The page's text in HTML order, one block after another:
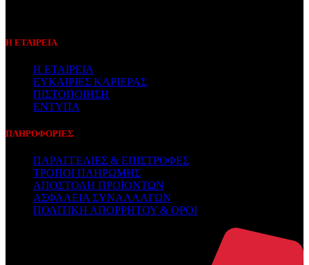
Η ΕΤΑΙΡΕΙΑ
Η ΕΤΑΙΡΕΙΑ
ΕΥΚΑΙΡΙΕΣ ΚΑΡΙΕΡΑΣ
ΠΙΣΤΟΠΟΙΗΣΗ
ΕΝΤΥΠΑ
ΠΛΗΡΟΦΟΡΙΕΣ
ΠΑΡΑΓΓΕΛΙΕΣ & ΕΠΙΣΤΡΟΦΕΣ
ΤΡΟΠΟΙ ΠΛΗΡΩΜΗΣ
ΑΠΟΣΤΟΛΗ ΠΡΟΪΟΝΤΩΝ
ΑΣΦΑΛΕΙΑ ΣΥΝΑΛΛΑΓΩΝ
ΠΟΛΙΤΙΚΗ ΑΠΟΡΡΗΤΟΥ & ΟΡΟΙ